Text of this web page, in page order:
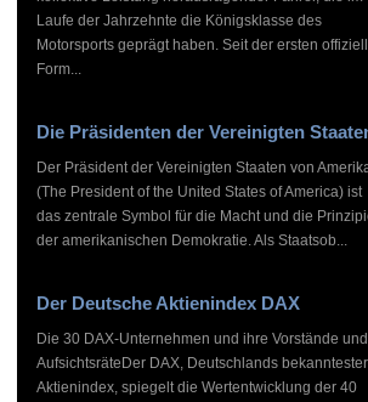
Laufe der Jahrzehnte die Königsklasse des
Motorsports geprägt haben. Seit der ersten
Form...
Die Präsidenten der Vereinigten
Der Präsident der Vereinigten Staaten von
(The President of the United States of America) ist
das zentrale Symbol für die Macht und die
der amerikanischen Demokratie. Als Staatsob...
Der Deutsche Aktienindex DAX
Die 30 DAX-Unternehmen und ihre Vorstände und
AufsichtsräteDer DAX, Deutschlands bekanntester
Aktienindex, spiegelt die Wertentwicklung der 40